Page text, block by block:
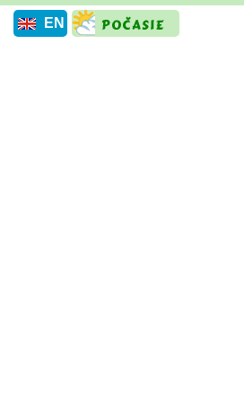
EN